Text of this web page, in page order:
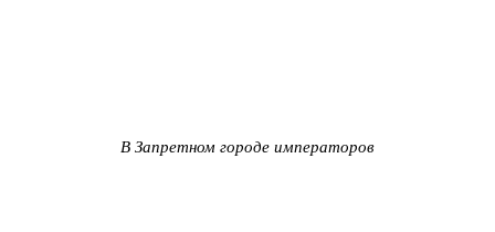
В Запретном городе императоров